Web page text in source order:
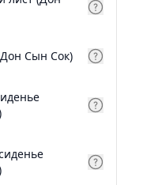
Сын Сок)